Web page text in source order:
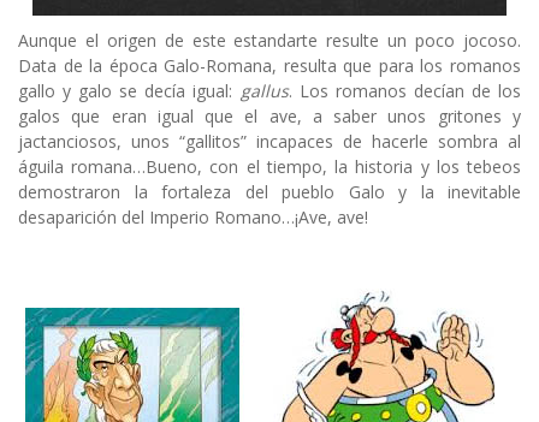
Aunque el origen de este estandarte resulte un poco jocoso.
Data de la época Galo-Romana, resulta que para los romanos
gallo y galo se decía igual: gallus. Los romanos decían de los
galos que eran igual que el ave, a saber unos gritones y
jactanciosos, unos “gallitos” incapaces de hacerle sombra al
águila romana…Bueno, con el tiempo, la historia y los tebeos
demostraron la fortaleza del pueblo Galo y la inevitable
desaparición del Imperio Romano…¡Ave, ave!